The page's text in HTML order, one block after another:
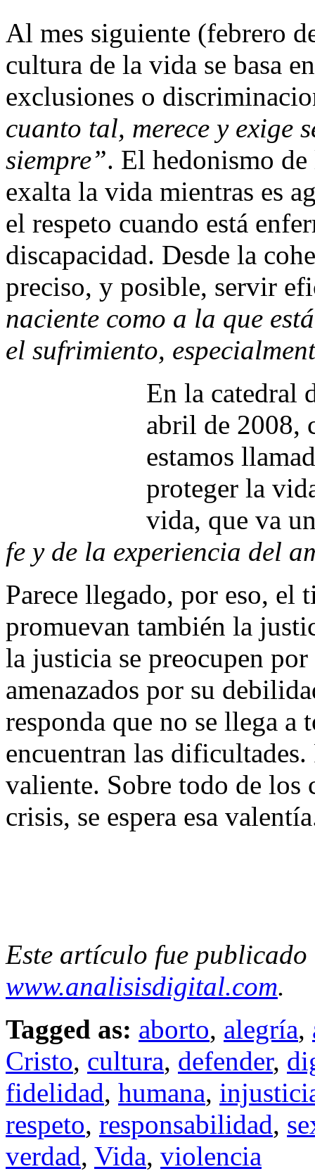
Al mes siguiente (febrero
cultura de la vida se basa
exclusiones o
cuanto tal, merece y exige
siempre”. El hedonismo de
exalta la vida mientras es
el respeto cuando está
discapacidad. Desde la
preciso, y posible, servir
naciente como a la que
el sufrimiento,
En la catedral
abril de 2008,
estamos
proteger la
vida, que va
fe y de la experiencia del
Parece llegado, por eso, el
promuevan también la
la justicia se preocupen
amenazados por su
responda que no se llega
encuentran las
valiente. Sobre todo de los
crisis, se espera esa
Este artículo fue publicado
www.analisisdigital.com.
Tagged as: aborto, alegría,
Cristo, cultura, defender,
fidelidad, humana,
respeto, responsabilidad,
verdad, Vida, violencia